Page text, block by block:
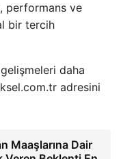
performans ve
bir tercih
daha
adresini
Maaşlarına Dair